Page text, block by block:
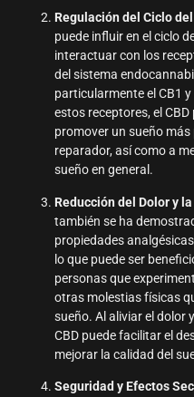
Regulación del Ciclo
puede influir en el ciclo
interactuar con los
del sistema
particularmente el CB1
estos receptores, el
promover un sueño
reparador, así como a
sueño en general.
Reducción del Dolor y
también se ha
propiedades
lo que puede ser
personas que
otras molestias físicas
sueño. Al aliviar el dolor
CBD puede facilitar el
mejorar la calidad del
Seguridad y Efectos